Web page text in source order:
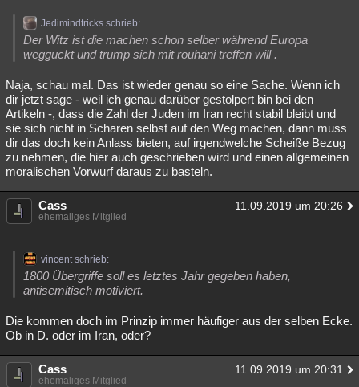
Jedimindtricks schrieb:
Der Witz ist die machen schon selber während Europa
wegguckt und trump sich mit rouhani treffen will .
Naja, schau mal. Das ist wieder genau so eine Sache. Wenn ich
dir jetzt sage - weil ich genau darüber gestolpert bin bei den
Artikeln -, dass die Zahl der Juden im Iran recht stabil bleibt und
sie sich nicht in Scharen selbst auf den Weg machen, dann muss
dir das doch kein Anlass bieten, auf irgendwelche Scheiße Bezug
zu nehmen, die hier auch geschrieben wird und einen allgemeinen
moralischen Vorwurf daraus zu basteln.
Cass 11.09.2019 um 20:26
ehemaliges Mitglied
vincent schrieb:
1800 Übergriffe soll es letztes Jahr gegeben haben,
antisemitisch motiviert.
Die kommen doch im Prinzip immer häufiger aus der selben Ecke.
Ob in D. oder im Iran, oder?
Cass 11.09.2019 um 20:31
ehemaliges Mitglied